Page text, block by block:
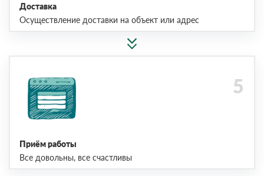
Доставка
Осуществление доставки на объект или адрес
Приём работы
Все довольны, все счастливы